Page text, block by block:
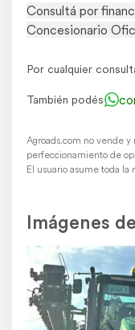
Consultá por
Concesionario
Por cualquier
También podés
Agroads.com no vende
perfeccionamiento de
El usuario asume toda la
Imágenes